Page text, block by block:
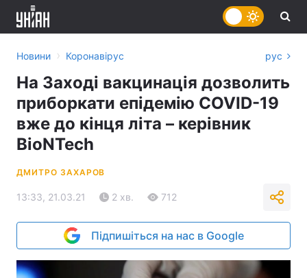
Новини › Коронавірус рус
На Заході вакцинація дозволить
приборкати епідемію COVID-19
вже до кінця літа – керівник
BioNTech
ДМИТРО ЗАХАРОВ
13:33, 21.03.21 2 хв. 712
Підпишіться на нас в Google